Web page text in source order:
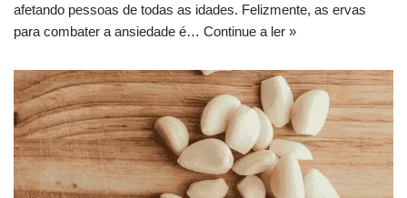
afetando pessoas de todas as idades. Felizmente, as ervas
para combater a ansiedade é… Continue a ler »